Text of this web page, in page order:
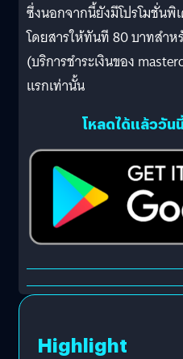
ซึ่งนอกจากนี้ยังมีโปรโมชั่นพิ
โดยสารให้ทันที 80 บาทสำห
(บริการชำระเงินของ
แรกเท่านั้น
โหลดได้แล้ววั
Highlight